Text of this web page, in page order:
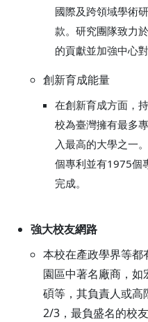
國際及跨領域學術
款。研究團隊致力
的貢獻並加強中心
創新育成能量
在創新育成方面，
校為臺灣擁有最多
入最高的大學之一
個專利並有1975個
完成。
強大校友網路
本校在產政學界等都
園區中著名廠商，
碩等，其負責人或高
2/3，最負盛名的校